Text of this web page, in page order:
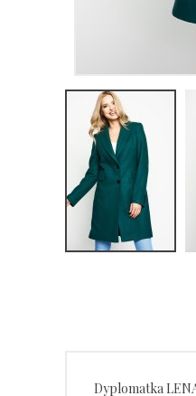
Dyplomatka